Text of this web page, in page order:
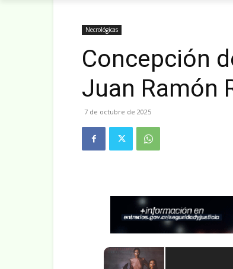
Necrológicas
Concepción
Juan Ramón
7 de octubre de 2025